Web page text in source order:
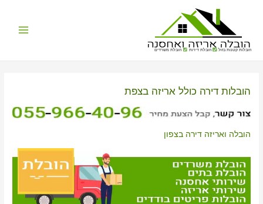
הובלות קטנות בזול הובלת דירות הובלת משרדים
הובלות דירה כולל אריזה בצפת
הובלה ואריזה דירה בצפון